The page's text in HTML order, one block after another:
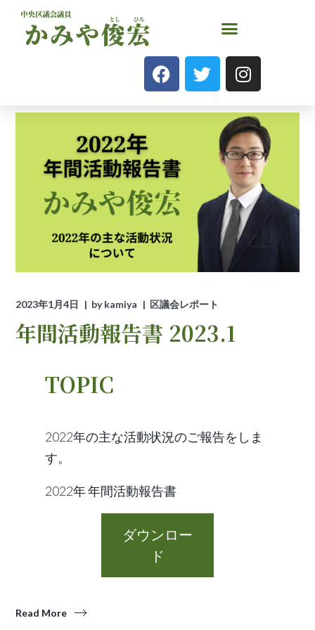
2023年1月4日 bykamiya 区議会レポート
年間活動報告書 2023.1
TOPIC
2022年の主な活動状況のご報告をしま
す。
2022年 年間活動報告書
ダウンロー
ド
Read More